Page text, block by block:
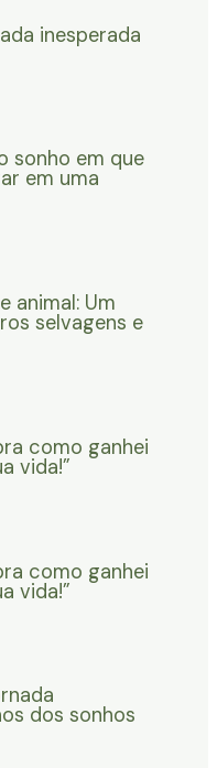
inesperada
sonho em que
em uma
animal: Um
selvagens e
como ganhei
vida!”
como ganhei
vida!”
dos sonhos